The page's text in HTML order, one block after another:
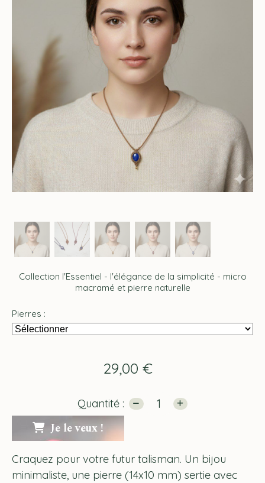
Collection l'Essentiel - l'élégance de la simplicité - micro
macramé et pierre naturelle
Pierres :
29,00 €
Quantité :
Je le veux !
Craquez pour votre futur talisman. Un bijou
minimaliste, une pierre (14x10 mm) sertie avec